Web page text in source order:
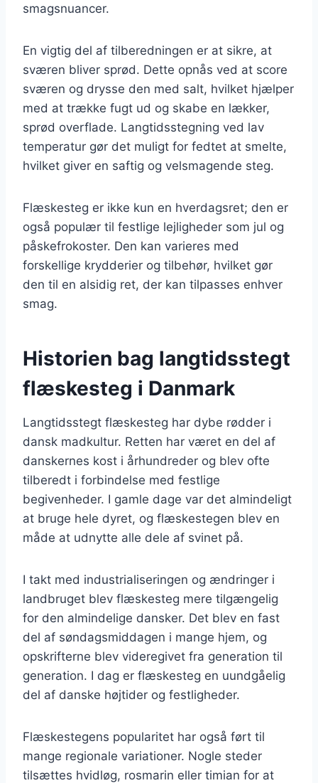
smagsnuancer.
En vigtig del af tilberedningen er at sikre, at
sværen bliver sprød. Dette opnås ved at score
sværen og drysse den med salt, hvilket hjælper
med at trække fugt ud og skabe en lækker,
sprød overflade. Langtidsstegning ved lav
temperatur gør det muligt for fedtet at smelte,
hvilket giver en saftig og velsmagende steg.
Flæskesteg er ikke kun en hverdagsret; den er
også populær til festlige lejligheder som jul og
påskefrokoster. Den kan varieres med
forskellige krydderier og tilbehør, hvilket gør
den til en alsidig ret, der kan tilpasses enhver
smag.
Historien bag langtidsstegt
flæskesteg i Danmark
Langtidsstegt flæskesteg har dybe rødder i
dansk madkultur. Retten har været en del af
danskernes kost i århundreder og blev ofte
tilberedt i forbindelse med festlige
begivenheder. I gamle dage var det almindeligt
at bruge hele dyret, og flæskestegen blev en
måde at udnytte alle dele af svinet på.
I takt med industrialiseringen og ændringer i
landbruget blev flæskesteg mere tilgængelig
for den almindelige dansker. Det blev en fast
del af søndagsmiddagen i mange hjem, og
opskrifterne blev videregivet fra generation til
generation. I dag er flæskesteg en uundgåelig
del af danske højtider og festligheder.
Flæskestegens popularitet har også ført til
mange regionale variationer. Nogle steder
tilsættes hvidløg, rosmarin eller timian for at